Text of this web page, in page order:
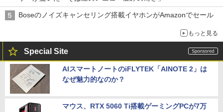
Boseのノイズキャンセリング搭載イヤホンがAmazonでセール
もっと見る
Special Site
AIスマートノートのiFLYTEK「AINOTE 2」は
なぜ魅力的なのか？
マウス、RTX 5060 Ti搭載ゲーミングPCが7万